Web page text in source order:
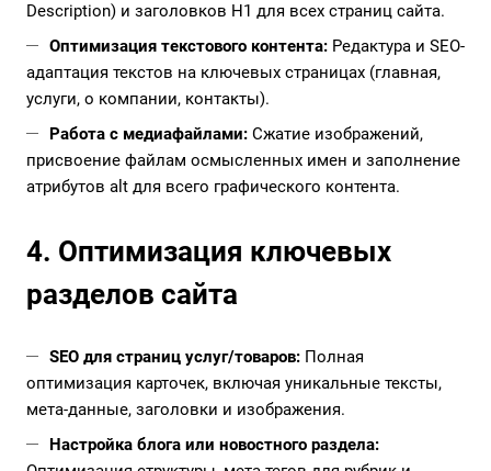
Description) и заголовков H1 для всех страниц сайта.
Оптимизация текстового контента: Редактура и SEO-
адаптация текстов на ключевых страницах (главная,
услуги, о компании, контакты).
Работа с медиафайлами: Сжатие изображений,
присвоение файлам осмысленных имен и заполнение
атрибутов alt для всего графического контента.
4. Оптимизация ключевых
разделов сайта
SEO для страниц услуг/товаров: Полная
оптимизация карточек, включая уникальные тексты,
мета-данные, заголовки и изображения.
Настройка блога или новостного раздела: